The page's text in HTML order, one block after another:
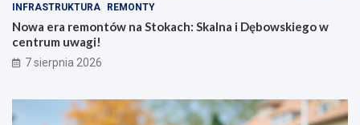
INFRASTRUKTURA REMONTY
Nowa era remontów na Stokach: Skalna i Dębowskiego w
centrum uwagi!
7 sierpnia 2026